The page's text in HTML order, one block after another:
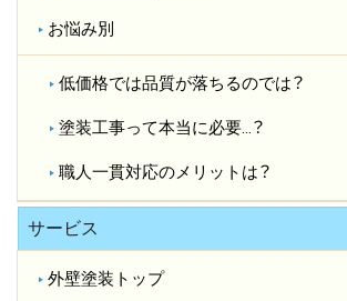
お悩み別
低価格では品質が落ちるのでは？​
塗装工事って本当に必要…？​
職人一貫対応のメリットは？​
サービス
外壁塗装トップ